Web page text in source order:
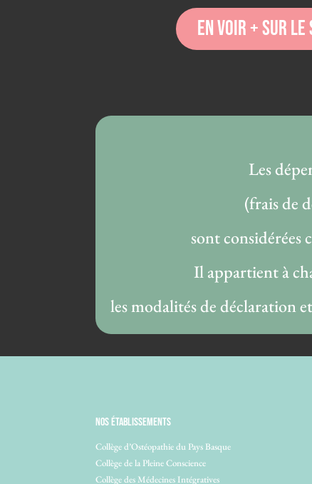
en voir + sur le
Les
(frais de
sont considérées
Il appartient à
les modalités de déclaration
NOS ÉTABLISSEMENTS
Collège d’Ostéopathie du Pays Basque
Collège de la Pleine Conscience
Collège des Médecines Intégratives